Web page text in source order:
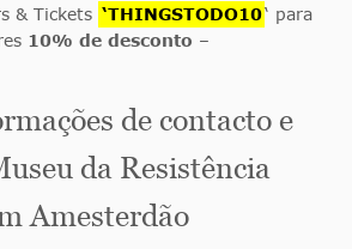
& Tickets ‘THINGSTODO10‘ para
10% de desconto –
de contacto e
da Resistência
Amesterdão